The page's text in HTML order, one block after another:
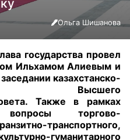
Ольга Шишанова
государства провел
Ильхамом Алиевым и
казахстанско-
Высшего
Также в рамках
торгово-
транспортного,
гуманитарного